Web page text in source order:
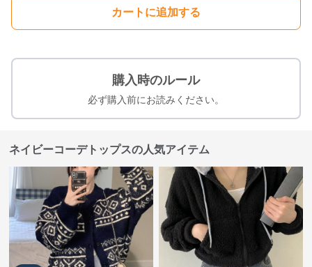
カートに追加する
購入時のルール
必ず購入前にお読みください。
ネイビーコーデトップスの人気アイテム